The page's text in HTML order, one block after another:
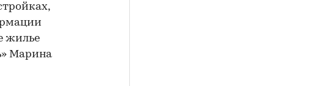
жилье
Марина